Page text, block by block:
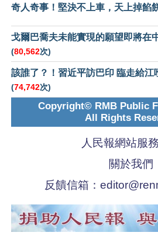
奇人奇事！堅決不上車，天上掉餡
戈爾巴喬夫未能實現的願望即將在
(80,562次)
該誰了？！習近平訪巴印 臨走給江
(74,742次)
Copyright© RMB Public
All Rights
人民報網站服
關於我們
反饋信箱：